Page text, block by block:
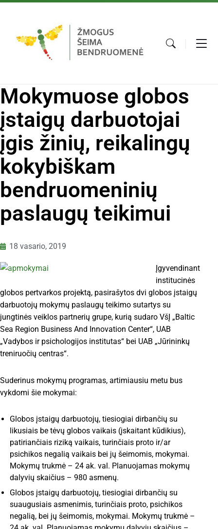
Mokymuose globos
įstaigų darbuotojai
įgis žinių, reikalingų
kokybiškam
bendruomeninių
paslaugų teikimui
18 vasario, 2019
Įgyvendinant
institucinės
globos pertvarkos projektą, pasirašytos dvi globos įstaigų
darbuotojų mokymų paslaugų teikimo sutartys su
jungtinės veiklos partnerių grupe, kurią sudaro VšĮ „Baltic
Sea Region Business And Innovation Center“, UAB
„Vadybos ir psichologijos institutas“ bei UAB „Jūrininkų
treniruočių centras“.
Suderinus mokymų programas, artimiausiu metu bus
vykdomi šie mokymai:
Globos įstaigų darbuotojų, tiesiogiai dirbančių su
likusiais be tėvų globos vaikais (įskaitant kūdikius),
patiriančiais riziką vaikais, turinčiais proto ir/ar
psichikos negalią vaikais bei jų šeimomis, mokymai.
Mokymų trukmė – 24 ak. val. Planuojamas mokymų
dalyvių skaičius – 980 asmenų.
Globos įstaigų darbuotojų, tiesiogiai dirbančių su
suaugusiais asmenimis, turinčiais proto, psichikos
negalią, bei jų šeimomis, mokymai. Mokymų trukmė –